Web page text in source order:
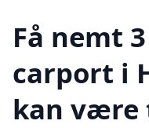
Få nemt
carport i
kan være